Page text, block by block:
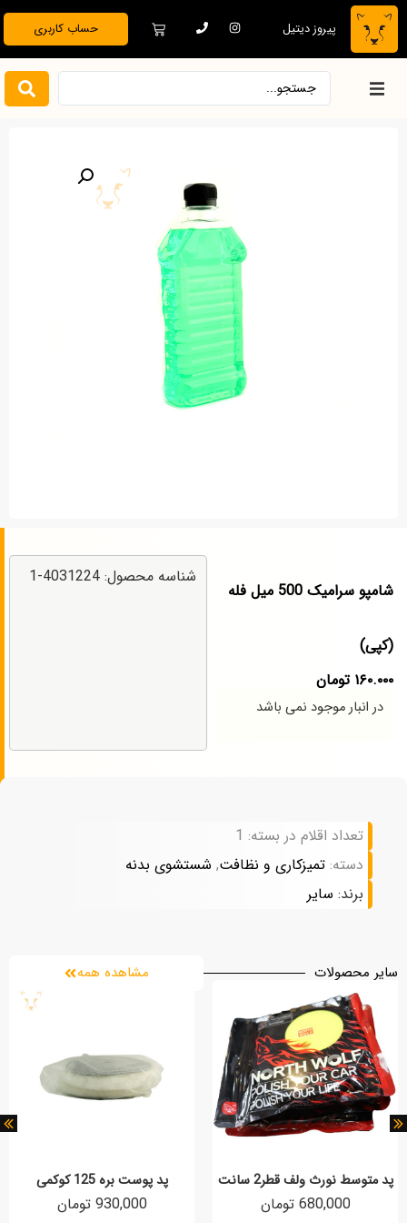
پیروز دیتیل حساب کاربری
دیتیلینگ تخصصی
شامپو سرامیک 500 میل فله
(کپی)
۱۶۰.۰۰۰ تومان
در انبار موجود نمی باشد
شناسه محصول: 4031224-1
تعداد اقلام در بسته: 1
دسته: تمیزکاری و نظافت, شستشوی بدنه
برند: سایر
سایر محصولات مشاهده همه
پد متوسط نورث ولف قطر2 سانت
680,000 تومان
پد پوست بره 125 کوکمی
930,000 تومان